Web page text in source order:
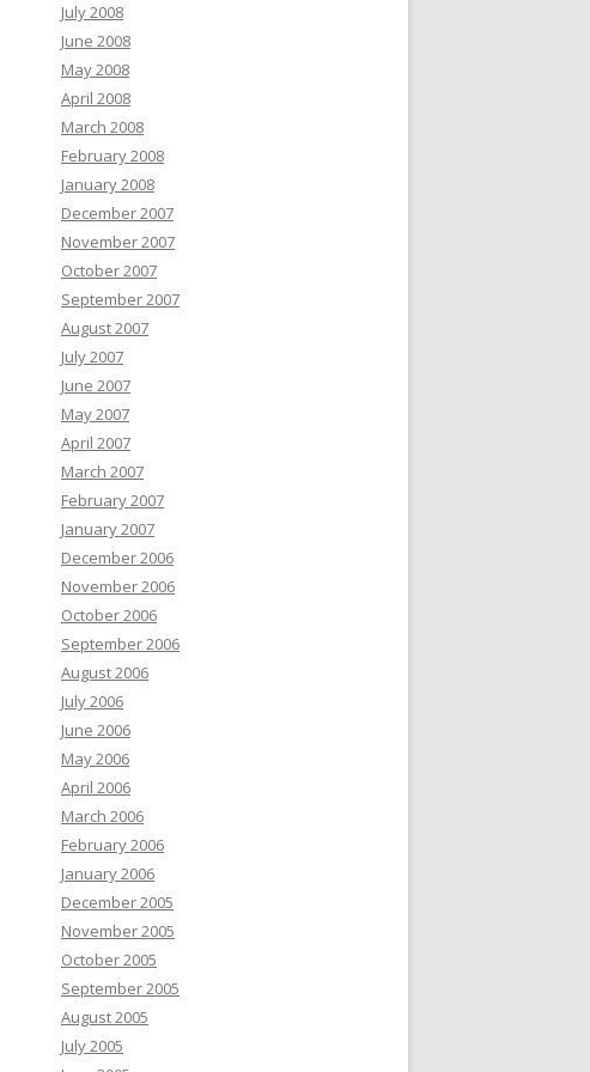
July 2008
June 2008
May 2008
April 2008
March 2008
February 2008
January 2008
December 2007
November 2007
October 2007
September 2007
August 2007
July 2007
June 2007
May 2007
April 2007
March 2007
February 2007
January 2007
December 2006
November 2006
October 2006
September 2006
August 2006
July 2006
June 2006
May 2006
April 2006
March 2006
February 2006
January 2006
December 2005
November 2005
October 2005
September 2005
August 2005
July 2005